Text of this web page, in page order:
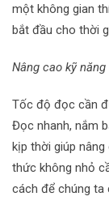
một không gian
bắt đầu cho thời
Nâng cao kỹ
Tốc độ đọc cần
Đọc nhanh, nắm
kịp thời giúp
thức không nhỏ
cách để chúng ta